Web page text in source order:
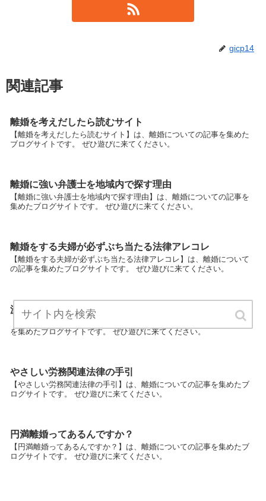
gicp14
関連記事
離婚を考えだしたら読むサイト
【離婚を考えだしたら読むサイト】は、離婚についての記事を集めた
ブログサイトです。 ぜひ遊びに来てください。
離婚に強い弁護士を地域内で探す理由
【離婚に強い弁護士を地域内で探す理由】は、離婚についての記事を
集めたブログサイトです。 ぜひ遊びに来てください。
離婚をする夫婦が必ずぶち当たる法律アレコレ
【離婚をする夫婦が必ずぶち当たる法律アレコレ】は、離婚について
の記事を集めたブログサイトです。 ぜひ遊びに来てください。
派遣元か先かで悩まない労務管理の線引
【派遣元か先かで悩まない労務管理の線引】は、離婚についての記事
を集めたブログサイトです。 ぜひ遊びに来てください。
やさしい労務関連法律の手引
【やさしい労務関連法律の手引】は、離婚についての記事を集めたブ
ログサイトです。 ぜひ遊びに来てください。
円満離婚ってあるんですか？
【円満離婚ってあるんですか？】は、離婚についての記事を集めたブ
ログサイトです。 ぜひ遊びに来てください。